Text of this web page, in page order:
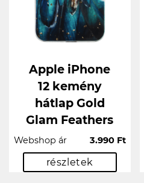
Apple iPhone
12 kemény
hátlap Gold
Glam Feathers
Webshop ár 3.990 Ft
részletek